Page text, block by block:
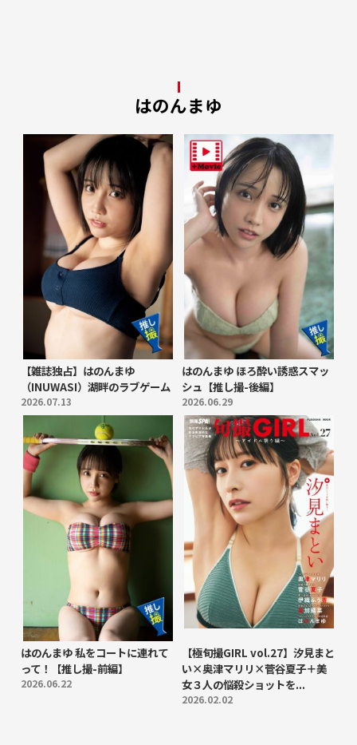
はのんまゆ
【雑誌独占】はのんまゆ
（INUWASI）湖畔のラブゲーム
2026.07.13
はのんまゆ ほろ酔い誘惑スマッ
シュ【推し撮-後編】
2026.06.29
はのんまゆ 私をコートに連れて
って！【推し撮-前編】
2026.06.22
【極旬撮GIRL vol.27】汐見まと
い×奥津マリリ×菅谷夏子＋美
女３人の悩殺ショットを...
2026.02.02